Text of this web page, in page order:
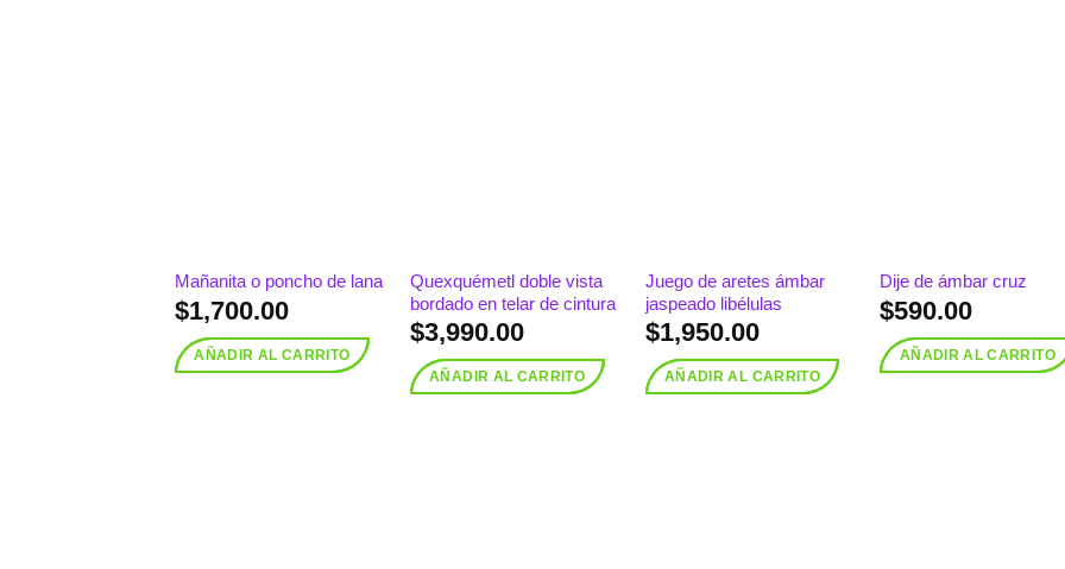
Mañanita o poncho de lana
$1,700.00
AÑADIR AL CARRITO
Quexquémetl doble vista
bordado en telar de cintura
$3,990.00
AÑADIR AL CARRITO
Juego de aretes ámbar
jaspeado libélulas
$1,950.00
AÑADIR AL CARRITO
Dije de ámbar cruz
$590.00
AÑADIR AL CARRITO